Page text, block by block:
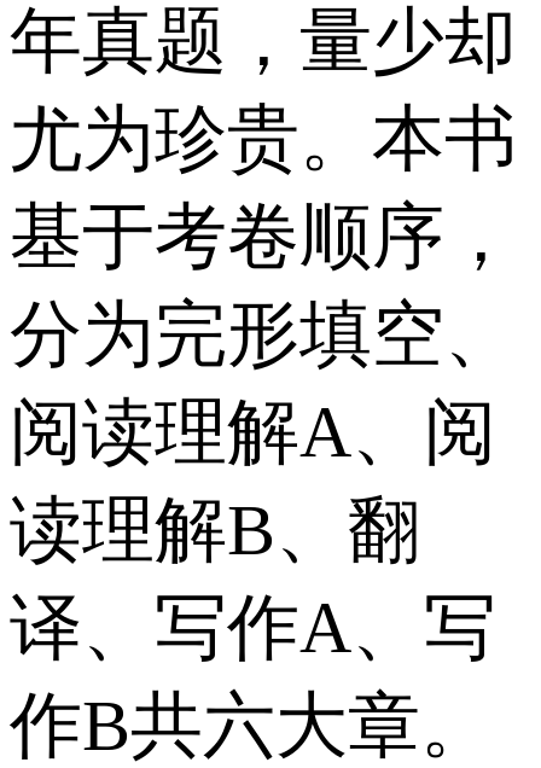
年真题，量少却
尤为珍贵。本书
基于考卷顺序，
分为完形填空、
阅读理解A、阅
读理解B、翻
译、写作A、写
作B共六大章。